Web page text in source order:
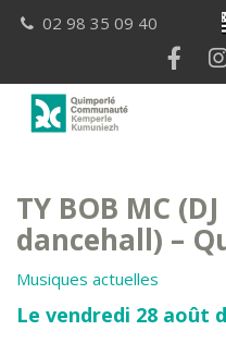
02 98 35 09 40
TY BOB MC
dancehall) –
Musiques actuelles
Le vendredi 28 août